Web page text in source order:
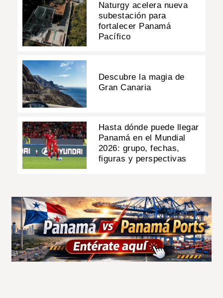
Naturgy acelera nueva
subestación para
fortalecer Panamá
Pacífico
Descubre la magia de
Gran Canaria
Hasta dónde puede llegar
Panamá en el Mundial
2026: grupo, fechas,
figuras y perspectivas